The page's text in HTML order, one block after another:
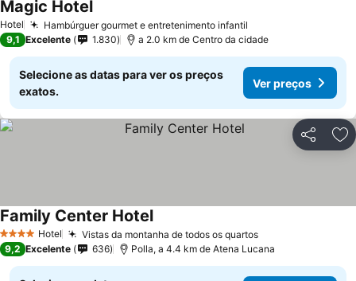
Hotel Hambúrguer gourmet e entretenimento infantil
Magic Hotel
9,1 Excelente 1.830 a 2.0 km de Centro da cidade
Selecione as datas para ver os preços
exatos.
Ver preços
Partilhar
4 EstrelasHotel Vistas da montanha de todos os quartos
Family Center Hotel
9,2 Excelente 636 Polla, a 4.4 km de Atena Lucana